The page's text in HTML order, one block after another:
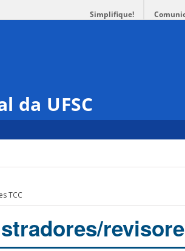
Simplifique!
da UFSC
TCC